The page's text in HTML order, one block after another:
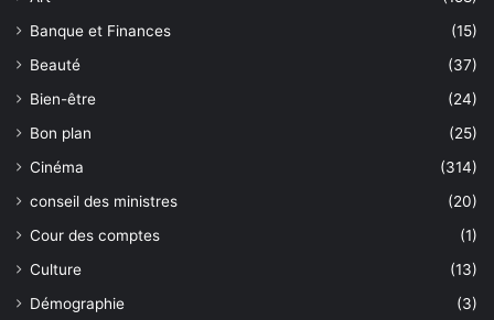
Banque et Finances
(15)
Beauté
(37)
Bien-être
(24)
Bon plan
(25)
Cinéma
(314)
conseil des ministres
(20)
Cour des comptes
(1)
Culture
(13)
Démographie
(3)